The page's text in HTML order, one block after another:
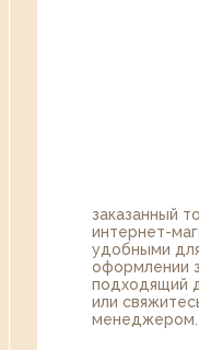
заказанный
интернет-
удобными
оформлении
подходящий
или
менеджером.